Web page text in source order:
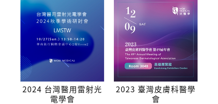
2024 台灣醫用雷射光
電學會
2023 臺灣皮膚科醫學
會